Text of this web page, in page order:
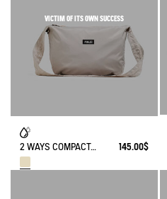
VICTIM OF ITS OWN SUCCESS
2 WAYS COMPACTABLE SHOULDER BAG (10L) - LIGHT & COMPACT 145.00$